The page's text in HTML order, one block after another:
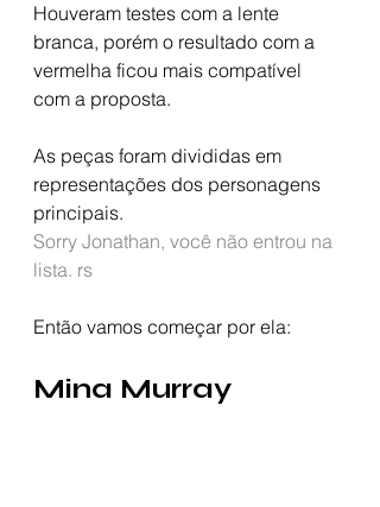
Houveram testes com a lente
branca, porém o resultado com a
vermelha ficou mais compatível
com a proposta.
As peças foram divididas em
representações dos personagens
principais.
Sorry Jonathan, você não entrou na
lista. rs
Então vamos começar por ela:
Mina Murray